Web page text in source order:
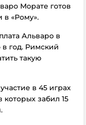
Морате готов
в «Рому».
Альваро в
в год. Римский
такую
в 45 играх
которых забил 15